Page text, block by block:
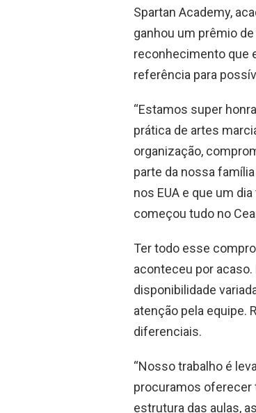
Spartan Academy,
ganhou um prêmio
reconhecimento que
referência para
“Estamos super
prática de artes
organização,
parte da nossa
nos EUA e que um
começou tudo no
Ter todo esse
aconteceu por
disponibilidade
atenção pela equipe.
diferenciais.
“Nosso trabalho é
procuramos oferecer
estrutura das aulas,